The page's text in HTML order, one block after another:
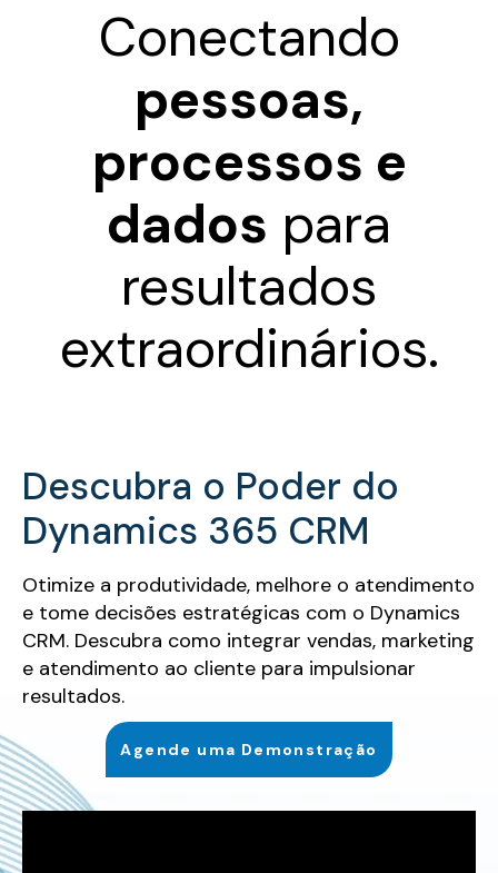
Conectando
pessoas,
processos e
dados para
resultados
extraordinários.
Descubra o Poder do
Dynamics 365 CRM
Otimize a produtividade, melhore o atendimento
e tome decisões estratégicas com o Dynamics
CRM. Descubra como integrar vendas, marketing
e atendimento ao cliente para impulsionar
resultados.
Agende uma Demonstração